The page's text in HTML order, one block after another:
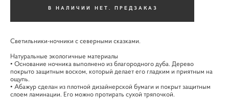
В НАЛИЧИИ НЕТ. ПРЕДЗАКАЗ
Светильники-ночники с северными сказками.
Натуральные экологичные материалы
• Основание ночника выполнено из благородного дуба. Дерево
покрыто защитным воском, который делает его гладким и приятным на
ощупь.
• Абажур сделан из плотной дизайнерской бумаги и покрыт защитным
слоем ламинации. Его можно протирать сухой тряпочкой.